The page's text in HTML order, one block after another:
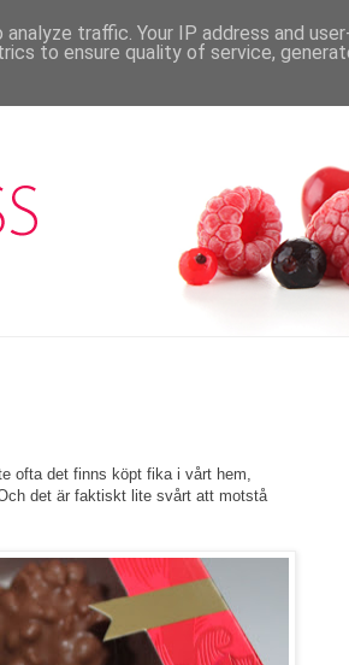
ofta det finns köpt fika i vårt hem,
det är faktiskt lite svårt att motstå
traffic. Your IP address and
to ensure quality of service,